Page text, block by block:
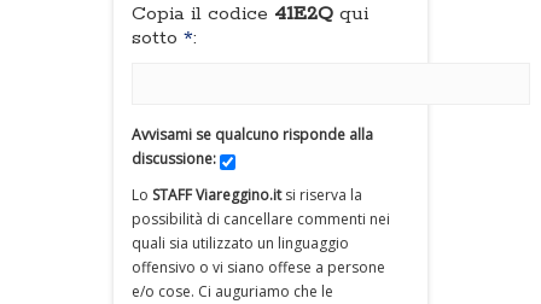
Copia il codice 41E2Q qui
sotto *:
Avvisami se qualcuno risponde alla
discussione:
Lo STAFF Viareggino.itsi riserva la
possibilità di cancellare commenti nei
quali sia utilizzato un linguaggio
offensivo o vi siano offese a persone
e/o cose. Ci auguriamo che le